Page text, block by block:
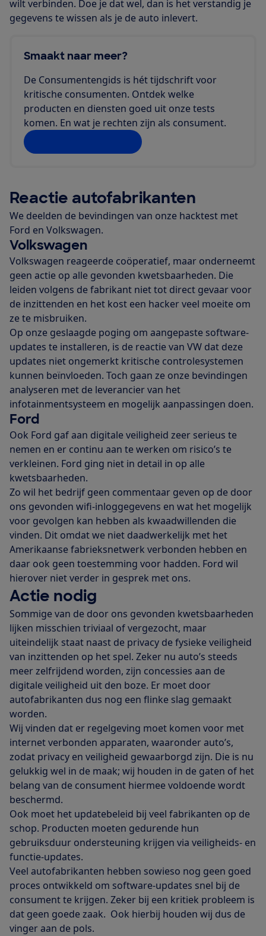
wilt verbinden. Doe je dat wel, dan is het verstandig je
gegevens te wissen als je de auto inlevert.
Smaakt naar meer?
De Consumentengids is hét tijdschrift voor
kritische consumenten. Ontdek welke
producten en diensten goed uit onze tests
komen. En wat je rechten zijn als consument.
Reactie autofabrikanten
We deelden de bevindingen van onze hacktest met
Ford en Volkswagen.
Volkswagen
Volkswagen reageerde coöperatief, maar onderneemt
geen actie op alle gevonden kwetsbaarheden. Die
leiden volgens de fabrikant niet tot direct gevaar voor
de inzittenden en het kost een hacker veel moeite om
ze te misbruiken.
Op onze geslaagde poging om aangepaste software-
updates te installeren, is de reactie van VW dat deze
updates niet ongemerkt kritische controlesystemen
kunnen beïnvloeden. Toch gaan ze onze bevindingen
analyseren met de leverancier van het
infotainmentsysteem en mogelijk aanpassingen doen.
Ford
Ook Ford gaf aan digitale veiligheid zeer serieus te
nemen en er continu aan te werken om risico’s te
verkleinen. Ford ging niet in detail in op alle
kwetsbaarheden.
Zo wil het bedrijf geen commentaar geven op de door
ons gevonden wifi-inloggegevens en wat het mogelijk
voor gevolgen kan hebben als kwaadwillenden die
vinden. Dit omdat we niet daadwerkelijk met het
Amerikaanse fabrieksnetwerk verbonden hebben en
daar ook geen toestemming voor hadden. Ford wil
hierover niet verder in gesprek met ons.
Actie nodig
Sommige van de door ons gevonden kwetsbaarheden
lijken misschien triviaal of vergezocht, maar
uiteindelijk staat naast de privacy de fysieke veiligheid
van inzittenden op het spel. Zeker nu auto’s steeds
meer zelfrijdend worden, zijn concessies aan de
digitale veiligheid uit den boze. Er moet door
autofabrikanten dus nog een flinke slag gemaakt
worden.
Wij vinden dat er regelgeving moet komen voor met
internet verbonden apparaten, waaronder auto’s,
zodat privacy en veiligheid gewaarborgd zijn. Die is nu
gelukkig wel in de maak; wij houden in de gaten of het
belang van de consument hiermee voldoende wordt
beschermd.
Ook moet het updatebeleid bij veel fabrikanten op de
schop. Producten moeten gedurende hun
gebruiksduur ondersteuning krijgen via veiligheids- en
functie-updates.
Veel autofabrikanten hebben sowieso nog geen goed
proces ontwikkeld om software-updates snel bij de
consument te krijgen. Zeker bij een kritiek probleem is
dat geen goede zaak. Ook hierbij houden wij dus de
vinger aan de pols.